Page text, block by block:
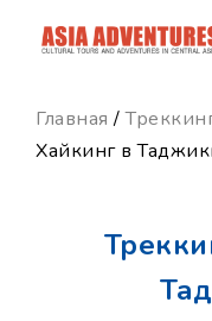
category_id
Главная /
Хайкинг в